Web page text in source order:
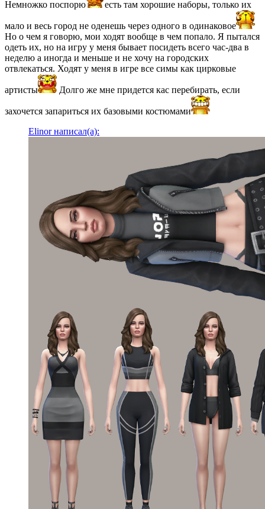
Немножко поспорю есть там хорошие наборы, только их
мало и весь город не оденешь через одного в одинаковое
Но о чем я говорю, мои ходят вообще в чем попало. Я пытался
одеть их, но на игру у меня бывает посидеть всего час-два в
неделю а иногда и меньше и не хочу на городских
отвлекаться. Ходят у меня в игре все симы как цирковые
артисты Долго же мне придется кас перебирать, если
захочется запариться их базовыми костюмами
Elinor написал(а):